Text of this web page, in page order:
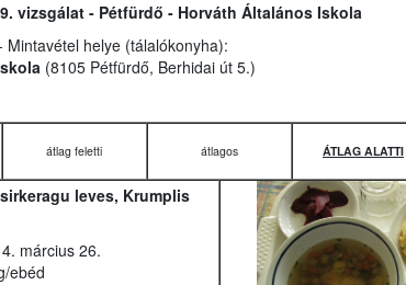
vizsgálat - Pétfürdő - Horváth Általános Iskola
Mintavétel helye (tálalókonyha):
(8105 Pétfürdő, Berhidai út 5.)
átlag feletti átlagos ÁTLAG ALATTI
leves, Krumplis
március 26.
ebéd